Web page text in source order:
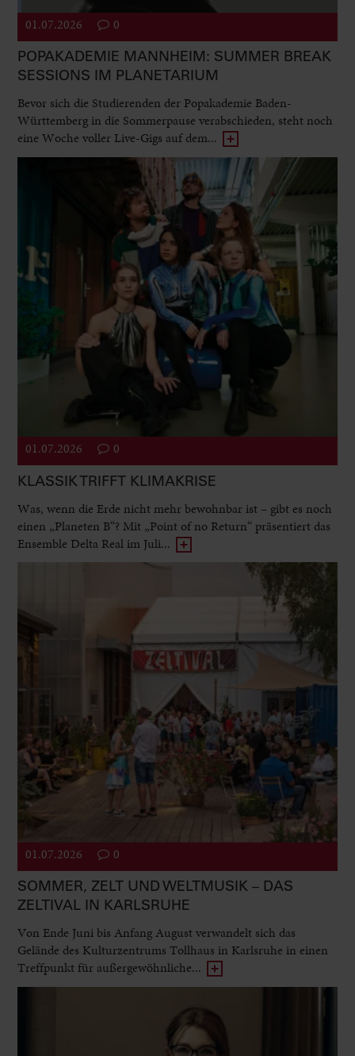
01.07.2026 0
POPAKADEMIE MANNHEIM: SUMMER BREAK
SESSIONS IM PLANETARIUM
Bevor sich die Studierenden der Popakademie Baden-
Württemberg in die Sommerpause verabschieden, steht noch
eine Woche voller Live-Gigs auf dem...
01.07.2026 0
KLASSIK TRIFFT KLIMAKRISE
Was, wenn die Erde nicht mehr bewohnbar ist – gibt es noch
einen „Planeten B“? Mit „Point of no Return“ präsentiert das
Ensemble Delta Real im Juli...
01.07.2026 0
SOMMER, ZELT UND WELTMUSIK – DAS
ZELTIVAL IN KARLSRUHE
Von Ende Juni bis Anfang August verwandelt sich das
Gelände des Kulturzentrums Tollhaus in Karlsruhe in einen
Treffpunkt für außergewöhnliche...